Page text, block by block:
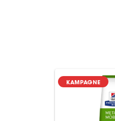
KAMPAGNE